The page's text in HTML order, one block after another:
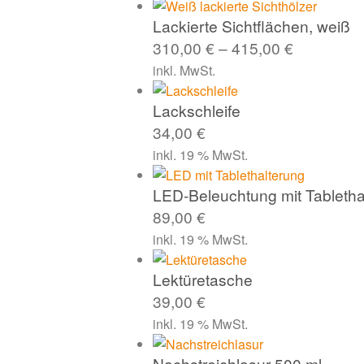
Lackierte Sichtflächen, weiß
310,00€–415,00€
inkl. MwSt.
Lackschleife
34,00€
inkl. 19 % MwSt.
LED-Beleuchtung mit
89,00€
inkl. 19 % MwSt.
Lektüretasche
39,00€
inkl. 19 % MwSt.